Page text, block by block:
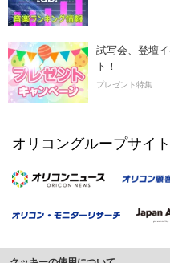
試写会、登壇
ト！
プレゼント特集
オリコングループサイト